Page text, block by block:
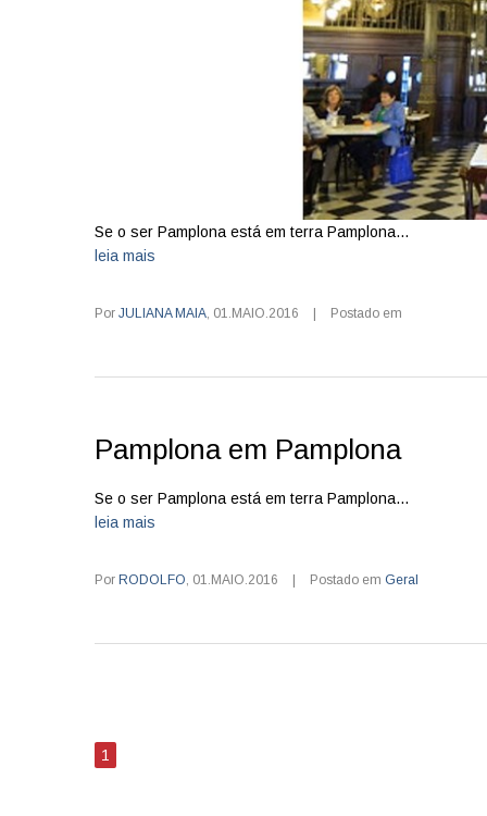
Se o ser Pamplona está em terra Pamplona...
leia mais
Por JULIANA MAIA, 01.MAIO.2016 Postado em
Pamplona em Pamplona
Se o ser Pamplona está em terra Pamplona...
leia mais
Por RODOLFO, 01.MAIO.2016 Postado em Geral
1